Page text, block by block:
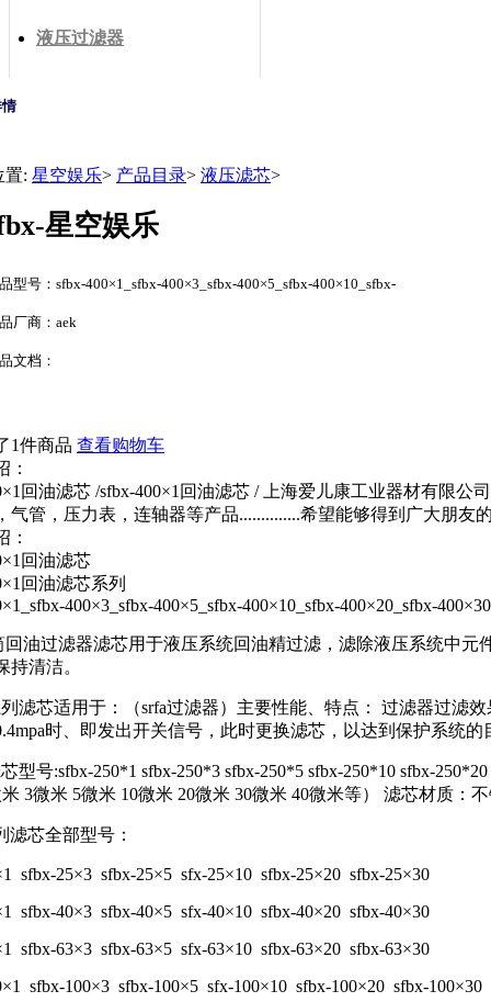
液压过滤器
置: 星空娱乐> 产品目录> 液压滤芯>
星空娱乐
型号：sfbx-400×1_sfbx-400×3_sfbx-400×5_sfbx-400×10_sfbx-
厂商：aek
文档：
1件商品 查看购物车
：
回油滤芯 /sfbx-400×1回油滤芯 / 上海爱儿康工业器材有限
气管，压力表，连轴器等产品..............希望能够得到广大朋友
：
回油滤芯
回油滤芯系列
400×3_sfbx-400×5_sfbx-400×10_sfbx-400×20_sfbx-400×30
回油过滤器滤芯用于液压系统回油精过滤，滤除液压系统中
持清洁。
滤芯适用于：（srfa过滤器）主要性能、特点： 过滤器过滤
时、即发出开关信号，此时更换滤芯，以达到保护系统的
型号:sfbx-250*1 sfbx-250*3 sfbx-250*5 sfbx-250*10 sfbx-
3微米 5微米 10微米 20微米 30微米 40微米等） 滤芯材质：
滤芯全部型号：
sfbx-25×3 sfbx-25×5 sfx-25×10 sfbx-25×20 sfbx-25×30
sfbx-40×3 sfbx-40×5 sfx-40×10 sfbx-40×20 sfbx-40×30
sfbx-63×3 sfbx-63×5 sfx-63×10 sfbx-63×20 sfbx-63×30
sfbx-100×3 sfbx-100×5 sfx-100×10 sfbx-100×20 sfbx-100×30